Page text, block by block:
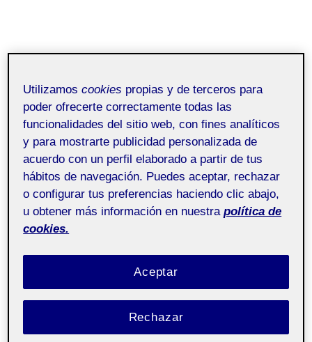
Utilizamoscookies propias y de terceros para
poder ofrecerte correctamente todas las
funcionalidades del sitio web, con fines analíticos
y para mostrarte publicidad personalizada de
acuerdo con un perfil elaborado a partir de tus
hábitos de navegación. Puedes aceptar, rechazar
o configurar tus preferencias haciendo clic abajo,
u obtener más información en nuestra política de
cookies.
Rechazar
Aceptar